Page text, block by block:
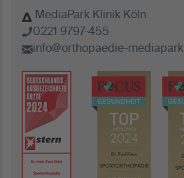
MediaPark Klinik Köln
0221 9797-455
info@orthopaedie-